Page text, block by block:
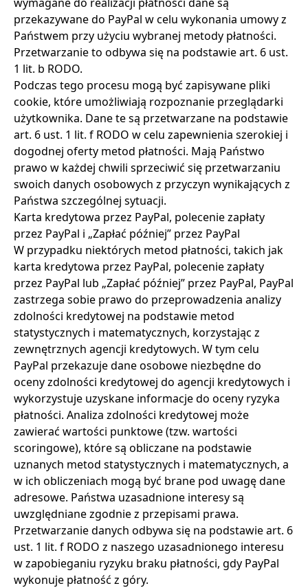
przekazywane do PayPal w celu wykonania umowy z
Państwem przy użyciu wybranej metody płatności.
Przetwarzanie to odbywa się na podstawie art. 6 ust.
1 lit. b RODO.
Podczas tego procesu mogą być zapisywane pliki
cookie, które umożliwiają rozpoznanie przeglądarki
użytkownika. Dane te są przetwarzane na podstawie
art. 6 ust. 1 lit. f RODO w celu zapewnienia szerokiej i
dogodnej oferty metod płatności. Mają Państwo
prawo w każdej chwili sprzeciwić się przetwarzaniu
swoich danych osobowych z przyczyn wynikających z
Państwa szczególnej sytuacji.
Karta kredytowa przez PayPal, polecenie zapłaty
przez PayPal i „Zapłać później” przez PayPal
W przypadku niektórych metod płatności, takich jak
karta kredytowa przez PayPal, polecenie zapłaty
przez PayPal lub „Zapłać później” przez PayPal, PayPal
zastrzega sobie prawo do przeprowadzenia analizy
zdolności kredytowej na podstawie metod
statystycznych i matematycznych, korzystając z
zewnętrznych agencji kredytowych. W tym celu
PayPal przekazuje dane osobowe niezbędne do
oceny zdolności kredytowej do agencji kredytowych i
wykorzystuje uzyskane informacje do oceny ryzyka
płatności. Analiza zdolności kredytowej może
zawierać wartości punktowe (tzw. wartości
scoringowe), które są obliczane na podstawie
uznanych metod statystycznych i matematycznych, a
w ich obliczeniach mogą być brane pod uwagę dane
adresowe. Państwa uzasadnione interesy są
uwzględniane zgodnie z przepisami prawa.
Przetwarzanie danych odbywa się na podstawie art. 6
ust. 1 lit. f RODO z naszego uzasadnionego interesu
w zapobieganiu ryzyku braku płatności, gdy PayPal
wykonuje płatność z góry.